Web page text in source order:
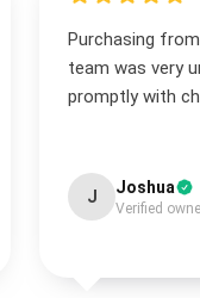
Purchasing
team was very
promptly with
J Joshua
Verified